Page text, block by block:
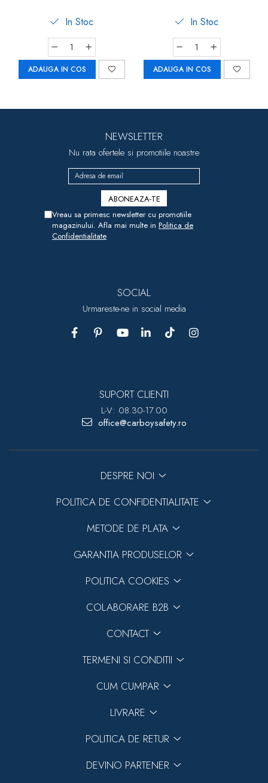
In Stoc
ADAUGA IN COS
In Stoc
ADAUGA IN COS
NEWSLETTER
Nu rata ofertele si promotiile noastre
Vreau sa primesc newsletter cu promotiile
magazinului. Afla mai multe in Politica de
Confidentialitate
SOCIAL
Urmareste-ne in social media
SUPORT CLIENTI
L-V: 08.30-17.00
office@carboysafety.ro
DESPRE NOI
POLITICA DE CONFIDENTIALITATE
METODE DE PLATA
GARANTIA PRODUSELOR
POLITICA COOKIES
COLABORARE B2B
CONTACT
TERMENI SI CONDITII
CUM CUMPAR
LIVRARE
POLITICA DE RETUR
DEVINO PARTENER